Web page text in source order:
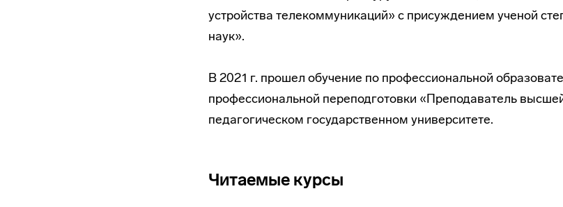
устройства телекоммуникаций» с присуждением ученой
наук».
В 2021 г. прошел обучение по профессиональной
профессиональной переподготовки «Преподаватель
педагогическом государственном университете.
Читаемые курсы